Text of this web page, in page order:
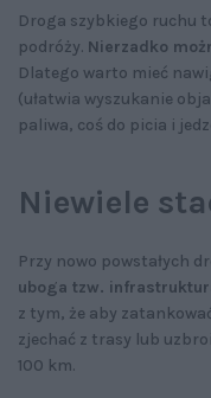
Droga szybkiego ruchu
podróży. Nierzadko
Dlatego warto mieć
(ułatwia wyszukanie
paliwa, coś do picia i
Niewiele
Przy nowo powstałych
uboga tzw.
z tym, że aby
zjechać z trasy lub
100 km.